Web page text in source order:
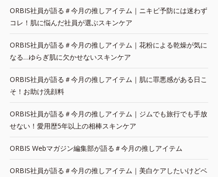
ORBIS社員が語る＃今月の推しアイテム｜ニキビ予防には迷わず
コレ！肌に悩んだ社員が選ぶスキンケア
ORBIS社員が語る＃今月の推しアイテム｜花粉による乾燥が気に
なる…ゆらぎ肌に欠かせないスキンケア
ORBIS社員が語る＃今月の推しアイテム｜肌に罪悪感がある日こ
そ！お助け洗顔料
ORBIS社員が語る＃今月の推しアイテム｜ジムでも旅行でも手放
せない！愛用歴5年以上の相棒スキンケア
ORBIS Webマガジン編集部が語る＃今月の推しアイテム
ORBIS社員が語る＃今月の推しアイテム｜美白ケアしたいけどベ